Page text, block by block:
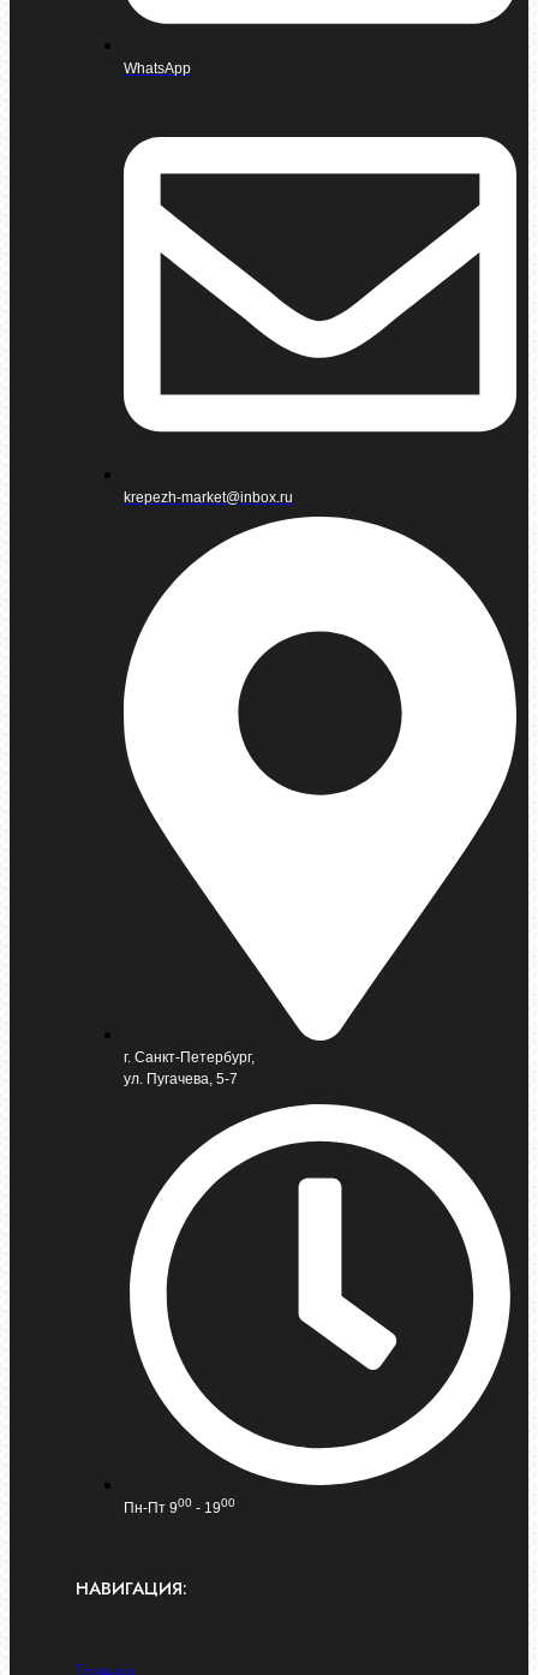
WhatsApp
krepezh-market@inbox.ru
г. Санкт-Петербург,
ул. Пугачева, 5-7
Пн-Пт 900 - 1900
НАВИГАЦИЯ: